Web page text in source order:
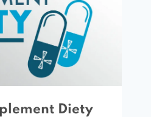
Diety